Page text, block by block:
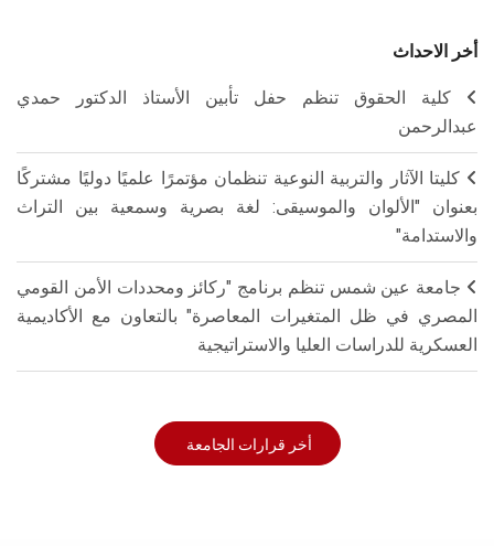
أخر الاحداث
كلية الحقوق تنظم حفل تأبين الأستاذ الدكتور حمدي
عبدالرحمن
كليتا الآثار والتربية النوعية تنظمان مؤتمرًا علميًا دوليًا مشتركًا
بعنوان "الألوان والموسيقى: لغة بصرية وسمعية بين التراث
والاستدامة"
جامعة عين شمس تنظم برنامج "ركائز ومحددات الأمن القومي
المصري في ظل المتغيرات المعاصرة" بالتعاون مع الأكاديمية
العسكرية للدراسات العليا والاستراتيجية
أخر قرارات الجامعة